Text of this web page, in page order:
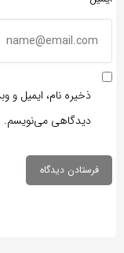
ذخیره نام، ایمیل و
دیدگاهی می‌نویسم.